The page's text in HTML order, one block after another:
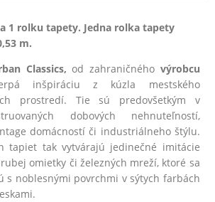
1 rolku tapety. Jedna rolka tapety
m.
Classics, od zahraničného výrobcu
inšpiráciu z kúzla mestského
prostredí. Tie sú predovšetkým v
dobových nehnuteľností,
domácností či industriálneho štýlu.
tapiet tak vytvárajú jedinečné imitácie
omietky či železných mreží, ktoré sa
s noblesnými povrchmi v sýtych farbách